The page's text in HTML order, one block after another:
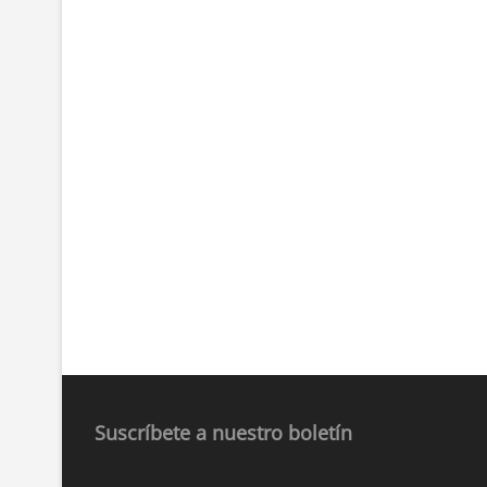
Suscríbete a nuestro boletín